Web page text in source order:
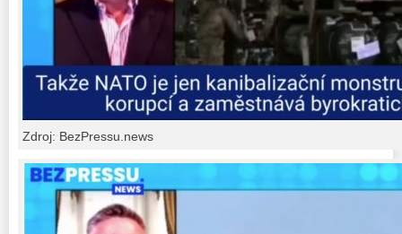
Zdroj: BezPressu.news